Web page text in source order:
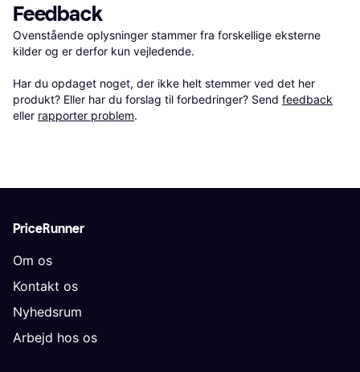
Feedback
Ovenstående oplysninger stammer fra forskellige eksterne
kilder og er derfor kun vejledende.
Har du opdaget noget, der ikke helt stemmer ved det her
produkt? Eller har du forslag til forbedringer? Send feedback
eller rapporter problem.
PriceRunner
Om os
Kontakt os
Nyhedsrum
Arbejd hos os